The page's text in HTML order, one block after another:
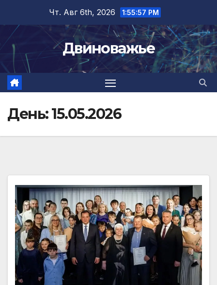
содержимому
Чт. Авг 6th, 2026 1:55:58 PM
Двиноважье
День:15.05.2026